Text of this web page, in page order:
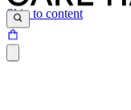
Skip to content